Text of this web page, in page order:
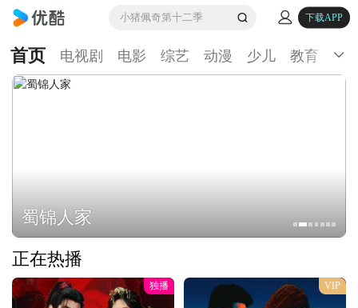
小猪佩奇第十二季 下载APP
首页 电视剧 电影 综艺 动漫 少儿 教育 生
蜀锦人家
正在热播
独播 VIP